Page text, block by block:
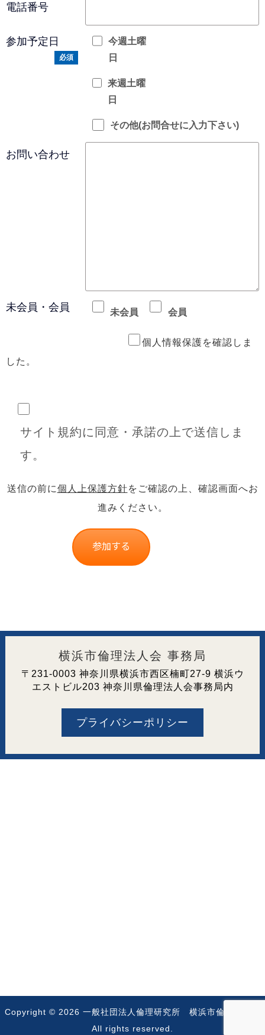
電話番号
参加予定日
必須
今週土曜
日
来週土曜
日
その他(お問合せに入力下さい)
お問い合わせ
未会員・会員 未会員 会員
個人情報保護を確認しま
した。
サイト規約に同意・承諾の上で送信しま
す。
送信の前に個人上保護方針をご確認の上、確認画面へお
進みください。
横浜市倫理法人会 事務局
〒231-0003 神奈川県横浜市西区楠町27-9 横浜ウ
エストビル203 神奈川県倫理法人会事務局内
プライバシーポリシー
Copyright © 2026 一般社団法人倫理研究所 横浜市倫理法人会
All rights reserved.